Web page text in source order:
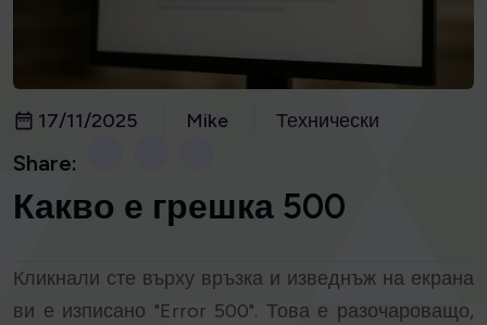
17/11/2025 Mike Технически
Share:
Какво е грешка 500
Кликнали сте върху връзка и изведнъж на екрана
ви е изписано "Error 500". Това е разочароващо,